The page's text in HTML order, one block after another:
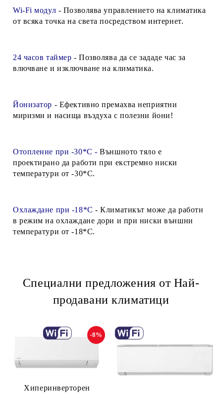
Wi-Fi модул - Позволява управлението на климатика
от всяка точка на света посредством интернет.
24 часов таймер - Позволява да се зададе час за
влючване и изключване на климатика.
Йонизатор - Ефективно премахва неприятни
миризми и насища въздуха с полезни йони!
Отопление при -30*С -Външното тяло е
проектирано да работи при екстремно ниски
температури от -30*С.
Охлаждане при -18*С-Климатикът може да работи
в режим на охлаждане дори и при ниски външни
температури от -18*С.
Специални предложения от Най-
продавани климатици
Хиперинверторен
-8%